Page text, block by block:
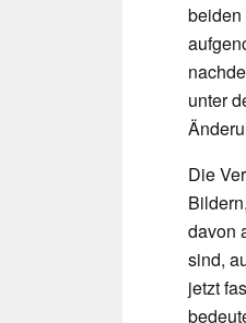
beiden
unter
Die
davon
sind,
jetzt